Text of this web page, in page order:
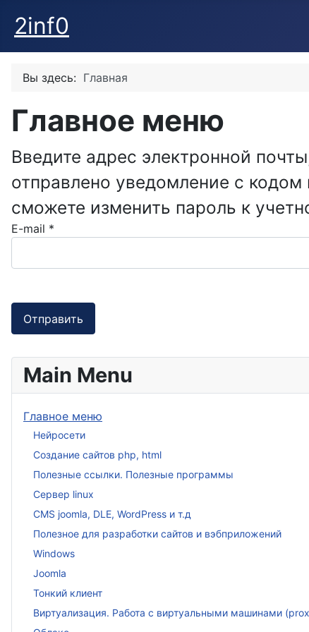
2inf0
Вы здесь: Главная
Главное меню
Введите адрес электронной
отправлено уведомление с
сможете изменить пароль к
E-mail *
Отправить
Main Menu
Главное меню
Нейросети
Создание сайтов php, html
Полезные ссылки. Полезные программы
Сервер linux
CMS joomla, DLE, WordPress и т.д
Полезное для разработки сайтов и вэбприложений
Windows
Joomla
Тонкий клиент
Виртуализация. Работа с виртуальными машинами